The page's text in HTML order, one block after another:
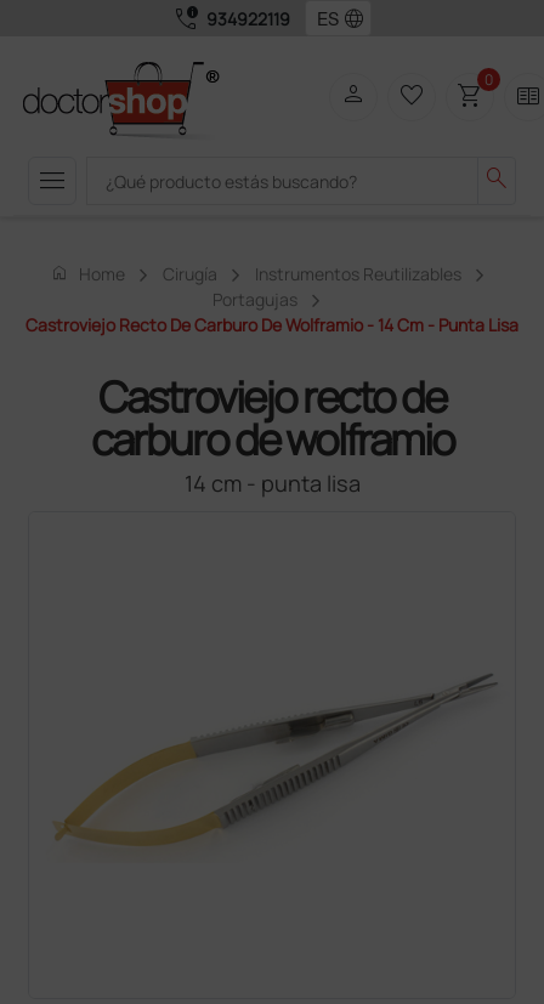
call_quality 934922119 language
menu search
person favorite_border shopping_cart0 two_pager
home Home Cirugía
Instrumentos Reutilizables
Portagujas
Castroviejo Recto De Carburo De Wolframio - 14 Cm - Punta Lisa
Castroviejo recto de
carburo de wolframio
14 cm - punta lisa